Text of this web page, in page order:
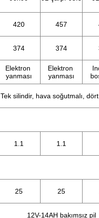
420 457
374 374
Elektron
yanması
Elektron
yanması
Tek silindir, hava soğutmalı,
1.1 1.1
25 25
12V-14AH bakımsız pil